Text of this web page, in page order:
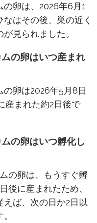
卵は、2026年6月1
はその後、巣の近く
見られました。
の卵はいつ産まれ
卵は2026年5月8日
産まれた約2日後で
の卵はいつ孵化し
の卵は、もうすぐ孵
後に産まれたため、
ば、次の日か2日以